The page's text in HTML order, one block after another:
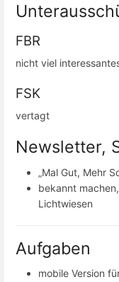
FBR
nicht viel
FSK
vertagt
Newsletter,
„Mal Gut, Mehr
bekannt
Lichtwiesen
Aufgaben
mobile Version